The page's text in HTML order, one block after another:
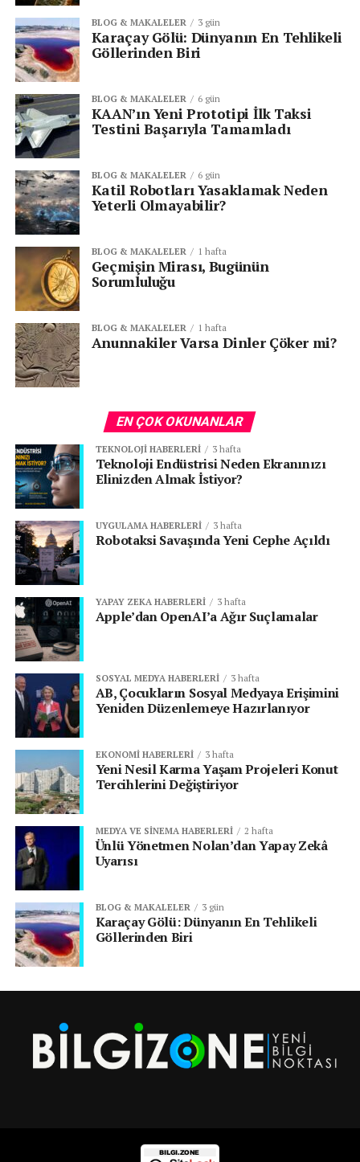
BLOG & MAKALELER 3 gün
Karaçay Gölü: Dünyanın En Tehlikeli
Göllerinden Biri
BLOG & MAKALELER 6 gün
KAAN’ın Yeni Prototipi İlk Taksi
Testini Başarıyla Tamamladı
BLOG & MAKALELER 6 gün
Katil Robotları Yasaklamak Neden
Yeterli Olmayabilir?
BLOG & MAKALELER 1 hafta
Geçmişin Mirası, Bugünün
Sorumluluğu
BLOG & MAKALELER 1 hafta
Anunnakiler Varsa Dinler Çöker mi?
EN ÇOK OKUNANLAR
TEKNOLOJI HABERLERI 3 hafta
Teknoloji Endüstrisi Neden Ekranınızı
Elinizden Almak İstiyor?
UYGULAMA HABERLERI 3 hafta
Robotaksi Savaşında Yeni Cephe Açıldı
YAPAY ZEKA HABERLERI 3 hafta
Apple’dan OpenAI’a Ağır Suçlamalar
SOSYAL MEDYA HABERLERI 3 hafta
AB, Çocukların Sosyal Medyaya Erişimini
Yeniden Düzenlemeye Hazırlanıyor
EKONOMI HABERLERI 3 hafta
Yeni Nesil Karma Yaşam Projeleri Konut
Tercihlerini Değiştiriyor
MEDYA VE SINEMA HABERLERI 2 hafta
Ünlü Yönetmen Nolan’dan Yapay Zekâ
Uyarısı
BLOG & MAKALELER 3 gün
Karaçay Gölü: Dünyanın En Tehlikeli
Göllerinden Biri